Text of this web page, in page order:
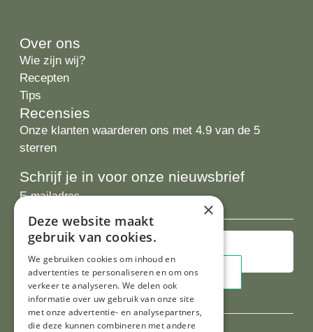
Over ons
Wie zijn wij?
Recepten
Tips
Recensies
Onze klanten waarderen ons met 4.9 van de 5
sterren
Schrijf je in voor onze nieuwsbrief
E-
×
Deze website maakt
gebruik van cookies.
We gebruiken cookies om inhoud en
advertenties te personaliseren en om ons
verkeer te analyseren. We delen ook
informatie over uw gebruik van onze site
met onze advertentie- en analysepartners,
die deze kunnen combineren met andere